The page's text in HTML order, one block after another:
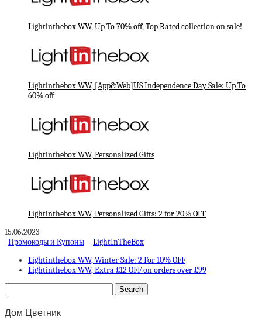
Lightinthebox WW, Up To 70% off, Top Rated collection on sale!
Lightinthebox WW, [App&Web]US Independence Day Sale: Up To
60% off
Lightinthebox WW, Personalized Gifts
Lightinthebox WW, Personalized Gifts: 2 for 20% OFF
15.06.2023
Промокоды и Купоны
LightInTheBox
Lightinthebox WW, Winter Sale: 2 For 10% OFF
Lightinthebox WW, Extra £12 OFF on orders over £99
Дом Цветник